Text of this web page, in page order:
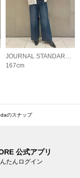
JOURNAL STANDARD LADYS
167cm
のスナップ
公式アプリ
たんログイン